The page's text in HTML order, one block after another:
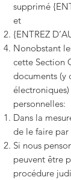
supprimé
et
{ENTREZ
Nonobstant
cette Section
documents (y
personnelles:
Dans la
de le faire
Si nous
peuvent être
procédure